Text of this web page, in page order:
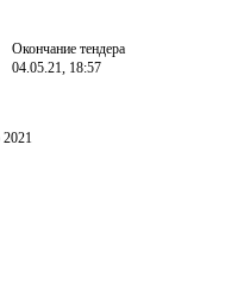
Окончание тендера
04.05.21, 18:57
2021